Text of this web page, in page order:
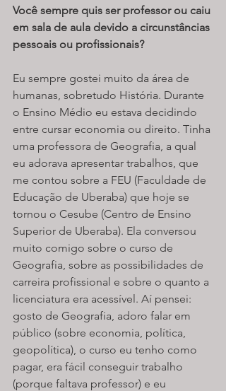
Você sempre quis ser professor ou caiu
em sala de aula devido a circunstâncias
pessoais ou profissionais?
Eu sempre gostei muito da área de
humanas, sobretudo História. Durante
o Ensino Médio eu estava decidindo
entre cursar economia ou direito. Tinha
uma professora de Geografia, a qual
eu adorava apresentar trabalhos, que
me contou sobre a FEU (Faculdade de
Educação de Uberaba) que hoje se
tornou o Cesube (Centro de Ensino
Superior de Uberaba). Ela conversou
muito comigo sobre o curso de
Geografia, sobre as possibilidades de
carreira profissional e sobre o quanto a
licenciatura era acessível. Aí pensei:
gosto de Geografia, adoro falar em
público (sobre economia, política,
geopolítica), o curso eu tenho como
pagar, era fácil conseguir trabalho
(porque faltava professor) e eu